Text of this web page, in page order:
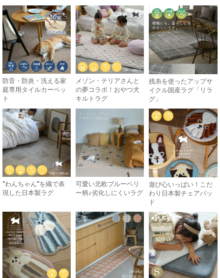
防音・防炎・洗える家
庭専用タイルカーペッ
ト
メゾン・テリアさんと
の夢コラボ！おやつ犬
キルトラグ
残糸を使ったアップサ
イクル国産ラグ「リラ
グ」
”わんちゃん”を織で表
現した日本製ラグ
可愛い北欧ブルーベリ
ー柄♪劣化しにくいラグ
遊び心いっぱい！こだ
わり日本製チェアパッ
ド